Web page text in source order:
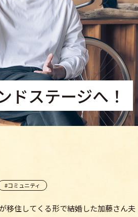
ステージへ！
#コミュニティ
移住してくる形で結婚した加藤さん夫